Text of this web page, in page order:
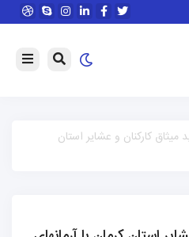
کارکنان و عشایر استان